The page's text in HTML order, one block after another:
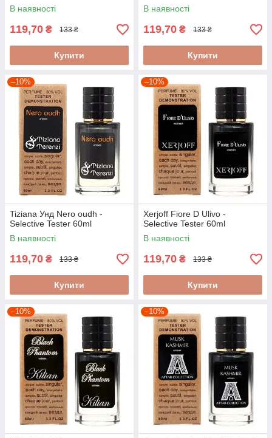
В наявності
119,70 ₴ 133 ₴
Купити
В наявності
119,70 ₴ 133 ₴
Купити
–10%
Tiziana Унд Nero oudh -
Selective Tester 60ml
В наявності
119,70 ₴ 133 ₴
Купити
–10%
Xerjoff Fiore D Ulivo -
Selective Tester 60ml
В наявності
119,70 ₴ 133 ₴
Купити
–10% –10%